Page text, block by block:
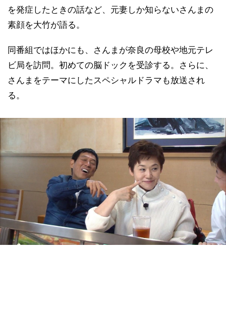
を発症したときの話など、元妻しか知らないさんまの
素顔を大竹が語る。
同番組ではほかにも、さんまが奈良の母校や地元テレ
ビ局を訪問。初めての脳ドックを受診する。さらに、
さんまをテーマにしたスペシャルドラマも放送され
る。